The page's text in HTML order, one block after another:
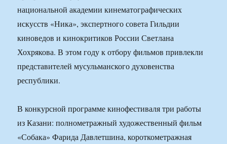
национальной академии кинематографических
искусств «Ника», экспертного совета Гильдии
киноведов и кинокритиков России Светлана
Хохрякова. В этом году к отбору фильмов привлекли
представителей мусульманского духовенства
республики.
В конкурсной программе кинофестиваля три работы
из Казани: полнометражный художественный фильм
«Собака» Фарида Давлетшина, короткометражная